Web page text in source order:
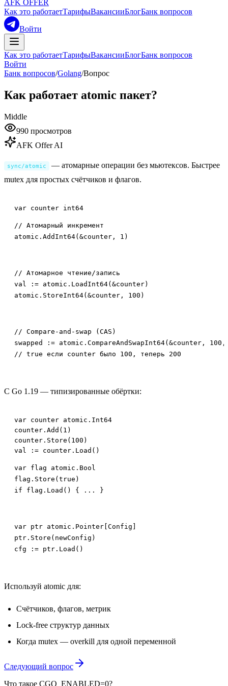
AFK OFFER
Как это работаетТарифыВакансииБлогБанк вопросов
Войти
Как это работаетТарифыВакансииБлогБанк вопросов
Войти
Банк вопросов/Golang/Вопрос
Как работает atomic пакет?
Middle
990 просмотров
AFK Offer AI
sync/atomic
— атомарные операции без мьютексов. Быстрее
mutex для простых счётчиков и флагов.
// Атомарный инкремент
atomic.AddInt64(&counter, 1)
// Атомарное чтение/запись
val := atomic.LoadInt64(&counter)
atomic.StoreInt64(&counter, 100)
// Compare-and-swap (CAS)
swapped := atomic.CompareAndSwapInt64(&counter,
// true если counter было 100, теперь 200
С Go 1.19 — типизированные обёртки:
var counter atomic.Int64
counter.Add(1)
counter.Store(100)
var flag atomic.Bool
flag.Store(true)
if flag.Load() { ... }
var ptr atomic.Pointer[Config]
ptr.Store(newConfig)
cfg := ptr.Load()
Используй atomic для:
Счётчиков, флагов, метрик
Lock-free структур данных
Когда mutex — overkill для одной переменной
Следующий вопрос
Что такое CGO_ENABLED=0?